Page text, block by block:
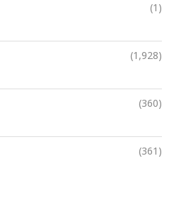
(1)
(1,928)
(360)
(361)